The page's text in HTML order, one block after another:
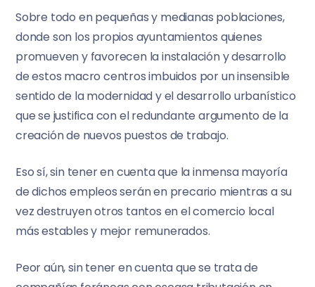
Sobre todo en pequeñas y medianas poblaciones,
donde son los propios ayuntamientos quienes
promueven y favorecen la instalación y desarrollo
de estos macro centros imbuidos por un insensible
sentido de la modernidad y el desarrollo urbanístico
que se justifica con el redundante argumento de la
creación de nuevos puestos de trabajo.
Eso sí, sin tener en cuenta que la inmensa mayoría
de dichos empleos serán en precario mientras a su
vez destruyen otros tantos en el comercio local
más estables y mejor remunerados.
Peor aún, sin tener en cuenta que se trata de